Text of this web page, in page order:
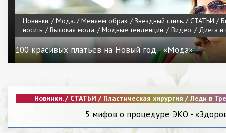
Новинки. / Мода. / Меняем образ. / Звездный стиль. / СТАТЬИ /
носить. / Высокая мода. / Модные тенденции. / Видео. / Диета
100 красивых платьев на Новый год - «Мода»
Новинки. / СТАТЬИ / Пластическая хирургия / Леди в
5 мифов о процедуре ЭКО -